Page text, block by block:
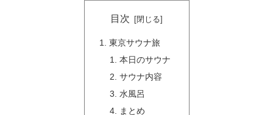
目次
東京サウナ旅
本日のサウナ
サウナ内容
水風呂
まとめ